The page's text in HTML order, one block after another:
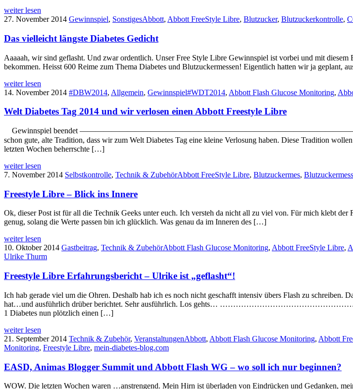
weiter lesen
27. November 2014 Gewinnspiel, SonstigesAbbott, Abbott FreeStyle Libre, Blutzucker, Blutzuckerkontrolle,
Das vielleicht längste Diabetes Gedicht
Aaaaah, wir sind geflasht. Und zwar ordentlich. Unser Free Style Libre Gewinnspiel ist vorbei und mit
bekommen. Heisst 600 Reime zum Thema Diabetes und Blutzuckermessen! Eigentlich hatten wir ja geplant,
weiter lesen
14. November 2014 #DBW2014, Allgemein, Gewinnspiel#WDT2014, Abbott Flash Glucose Monitoring,
Welt Diabetes Tag 2014 und wir verlosen einen Abbott Freestyle Libre
Gewinnspiel beendet —————————————————————————————————————————– Es
schon gute, alte Tradition, dass wir zum Welt Diabetes Tag eine kleine Verlosung haben. Diese Tradition
letzten Wochen beherrschte […]
weiter lesen
7. November 2014 Selbstkontrolle, Technik & ZubehörAbbott FreeStyle Libre, Blutzuckermes,
Freestyle Libre – Blick ins Innere
Ok, dieser Post ist für all die Technik Geeks unter euch. Ich versteh da nicht all zu viel von. Für mich klebt
genug, solang die Werte passen bin ich glücklich. Was genau da im Inneren des […]
weiter lesen
10. Oktober 2014 Gastbeitrag, Technik & ZubehörAbbott Flash Glucose Monitoring, Abbott FreeStyle Libre,
Ulrike Thurm
Freestyle Libre Erfahrungsbericht – Ulrike ist „geflasht“!
Ich hab gerade viel um die Ohren. Deshalb hab ich es noch nicht geschafft intensiv übers Flash zu schreiben.
hat…und ausführlich drüber berichtet. Sehr ausführlich. Los gehts…
1 Diabetes nun plötzlich einen […]
weiter lesen
21. September 2014 Technik & Zubehör, VeranstaltungenAbbott, Abbott Flash Glucose Monitoring, Abbott
Monitoring, Freestyle Libre, mein-diabetes-blog.com
EASD, Animas Blogger Summit und Abbott Flash WG – wo soll ich nur beginnen?
WOW. Die letzten Wochen waren …anstrengend. Mein Hirn ist überladen von Eindrücken und Gedanken,